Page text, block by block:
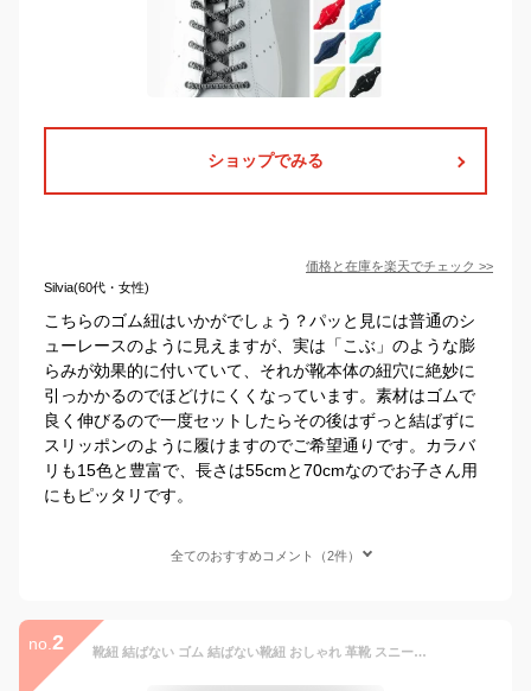
ショップでみる
価格と在庫を楽天でチェック >>
Silvia(60代・女性)
こちらのゴム紐はいかがでしょう？パッと見には普通のシ
ューレースのように見えますが、実は「こぶ」のような膨
らみが効果的に付いていて、それが靴本体の紐穴に絶妙に
引っかかるのでほどけにくくなっています。素材はゴムで
良く伸びるので一度セットしたらその後はずっと結ばずに
スリッポンのように履けますのでご希望通りです。カラバ
リも15色と豊富で、長さは55cmと70cmなのでお子さん用
にもピッタリです。
全てのおすすめコメント（2件）
no. 2 靴紐 結ばない ゴム 結ばない靴紐 おしゃれ 革靴 スニーカー ほどけない ほどけない靴紐 靴ひも シリコン ビジネスシューズ ハイカット 伸びる靴紐 シューレース ビジネス スポーツ 調整 緩まない 平紐 伸縮 送料無料